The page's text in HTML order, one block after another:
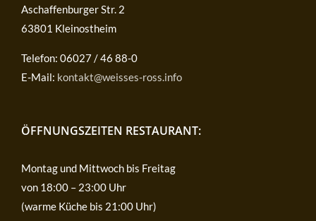
Aschaffenburger Str. 2
63801 Kleinostheim
Telefon: 06027 / 46 88-0
E-Mail: kontakt@weisses-ross.info
ÖFFNUNGSZEITEN RESTAURANT:
Montag und Mittwoch bis Freitag
von 18:00 – 23:00 Uhr
(warme Küche bis 21:00 Uhr)